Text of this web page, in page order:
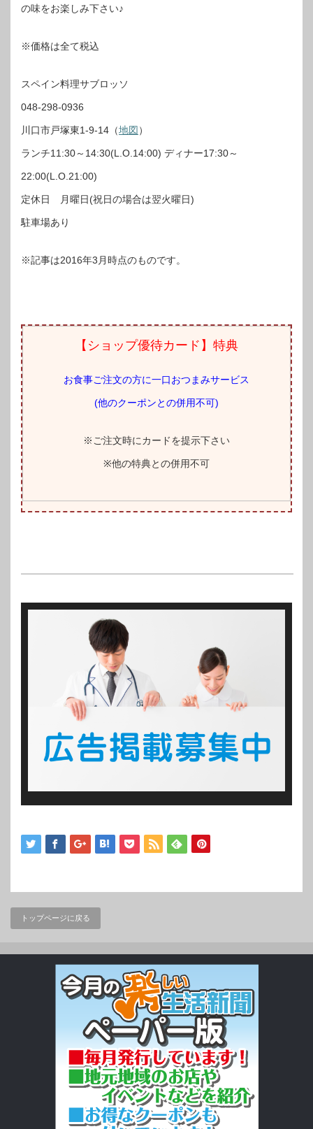
の味をお楽しみ下さい♪
※価格は全て税込
スペイン料理サブロッソ
048-298-0936
川口市戸塚東1-9-14（地図 ）
ランチ11:30～14:30(L.O.14:00) ディナー17:30～
22:00(L.O.21:00)
定休日 月曜日(祝日の場合は翌火曜日)
駐車場あり
※記事は2016年3月時点のものです。
【ショップ優待カード】特典
お食事ご注文の方に一口おつまみサービス
(他のクーポンとの併用不可)
※ご注文時にカードを提示下さい
※他の特典との併用不可
トップページに戻る